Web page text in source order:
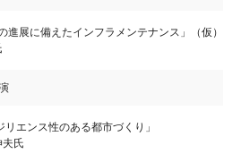
進展に備えたインフラメンテナンス」（仮）
リエンス性のある都市づくり」
伸夫氏